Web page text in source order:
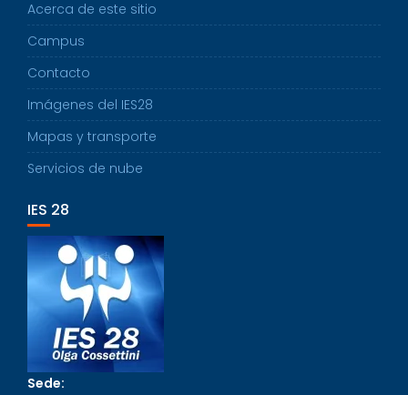
Acerca de este sitio
Campus
Contacto
Imágenes del IES28
Mapas y transporte
Servicios de nube
IES 28
Sede: